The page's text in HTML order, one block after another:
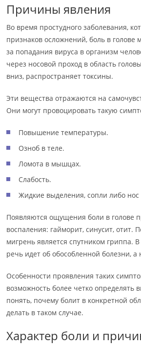
Причины явления
Во время простудного заболевания,
признаков осложнений, боль в голове
за попадания вируса в организм
через носовой проход в область
вниз, распространяет токсины.
Эти вещества отражаются на
Они могут провоцировать такую
Повышение температуры.
Озноб в теле.
Ломота в мышцах.
Слабость.
Жидкие выделения, сопли либо нос
Появляются ощущения боли в голове
воспаления: гайморит, синусит, отит.
мигрень является спутником гриппа.
речь идет об обособленной болезни,
Особенности проявления таких
возможность более четко определять
понять, почему болит в конкретной
делать в таком случае.
Характер боли и